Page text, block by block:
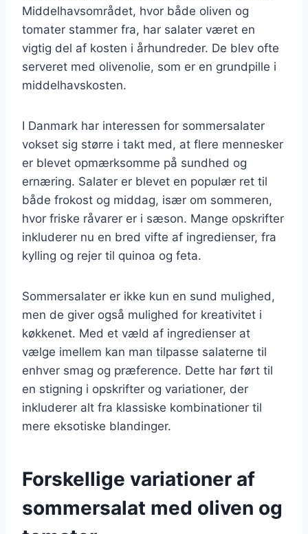
Middelhavsområdet, hvor både oliven og
tomater stammer fra, har salater været en
vigtig del af kosten i århundreder. De blev ofte
serveret med olivenolie, som er en grundpille i
middelhavskosten.
I Danmark har interessen for sommersalater
vokset sig større i takt med, at flere mennesker
er blevet opmærksomme på sundhed og
ernæring. Salater er blevet en populær ret til
både frokost og middag, især om sommeren,
hvor friske råvarer er i sæson. Mange opskrifter
inkluderer nu en bred vifte af ingredienser, fra
kylling og rejer til quinoa og feta.
Sommersalater er ikke kun en sund mulighed,
men de giver også mulighed for kreativitet i
køkkenet. Med et væld af ingredienser at
vælge imellem kan man tilpasse salaterne til
enhver smag og præference. Dette har ført til
en stigning i opskrifter og variationer, der
inkluderer alt fra klassiske kombinationer til
mere eksotiske blandinger.
Forskellige variationer af
sommersalat med oliven og